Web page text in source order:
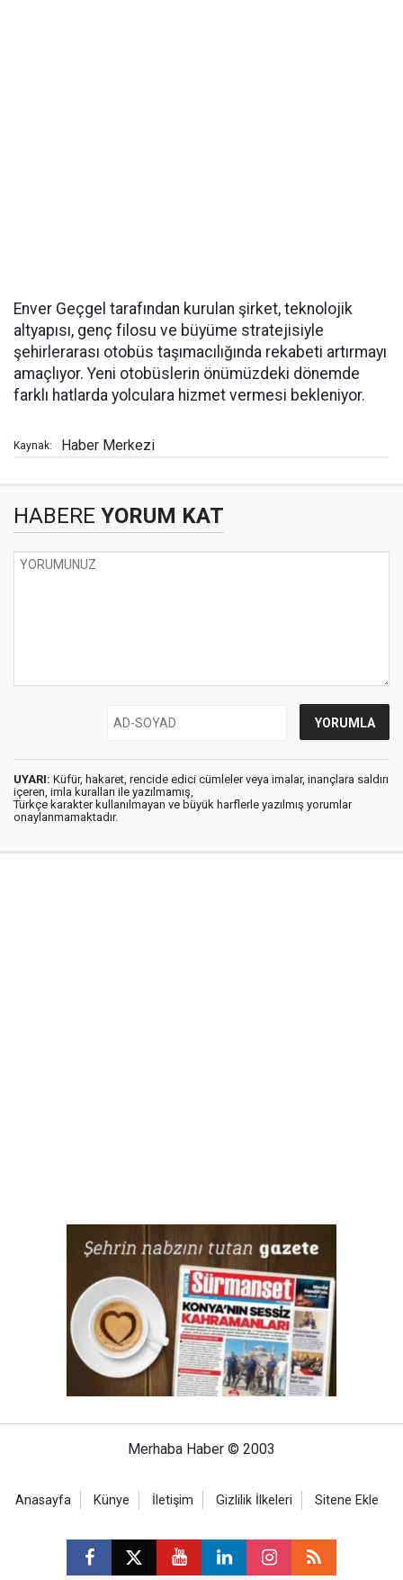
Enver Geçgel tarafından kurulan şirket, teknolojik
altyapısı, genç filosu ve büyüme stratejisiyle
şehirlerarası otobüs taşımacılığında rekabeti artırmayı
amaçlıyor. Yeni otobüslerin önümüzdeki dönemde
farklı hatlarda yolculara hizmet vermesi bekleniyor.
Kaynak: Haber Merkezi
HABERE YORUM KAT
UYARI: Küfür, hakaret, rencide edici cümleler veya imalar, inançlara saldırı
içeren, imla kuralları ile yazılmamış,
Türkçe karakter kullanılmayan ve büyük harflerle yazılmış yorumlar
onaylanmamaktadır.
Merhaba Haber © 2003
Anasayfa Künye İletişim Gizlilik İlkeleri Sitene Ekle